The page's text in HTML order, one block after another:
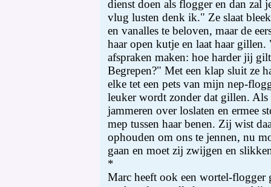
dienst doen als flogger en dan zal
vlug lusten denk ik." Ze slaat
en vanalles te beloven, maar de
haar open kutje en laat haar
afspraken maken: hoe harder jij
Begrepen?" Met een klap sluit ze
elke tet een pets van mijn nep-
leuker wordt zonder dat gillen. Als
jammeren over loslaten en ermee
mep tussen haar benen. Zij wist
ophouden om ons te jennen, nu
gaan en moet zij zwijgen en
*
Marc heeft ook een wortel-flogger